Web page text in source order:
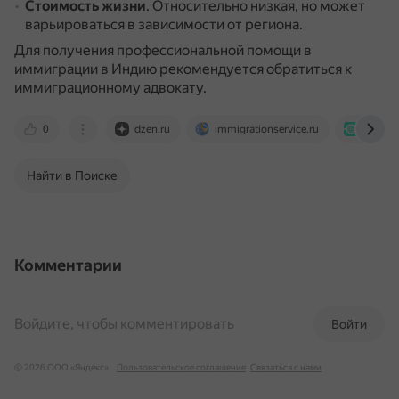
Стоимость жизни. Относительно низкая, но может
варьироваться в зависимости от региона.
Для получения профессиональной помощи в
иммиграции в Индию рекомендуется обратиться к
иммиграционному адвокату.
0 dzen.ru immigrationservice.ru
Найти в Поиске
Комментарии
Войти
Войдите, чтобы комментировать
© 2026 ООО «Яндекс» Пользовательское соглашение Связаться с нами